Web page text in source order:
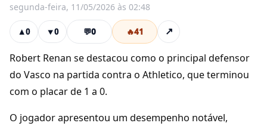
segunda-feira, 11/05/2026 às 02:48
▲0 ▼0 💬0 🔥41 ↗
Robert Renan se destacou como o principal defensor
do Vasco na partida contra o Athletico, que terminou
com o placar de 1 a 0.
O jogador apresentou um desempenho notável,